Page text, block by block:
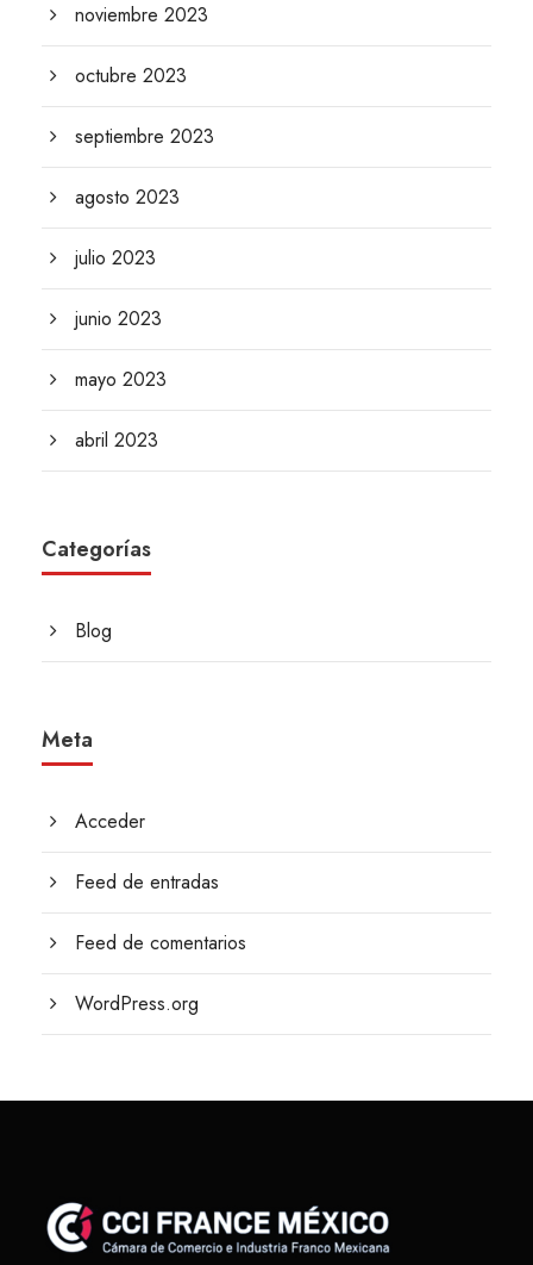
noviembre 2023
octubre 2023
septiembre 2023
agosto 2023
julio 2023
junio 2023
mayo 2023
abril 2023
Categorías
Blog
Meta
Acceder
Feed de entradas
Feed de comentarios
WordPress.org